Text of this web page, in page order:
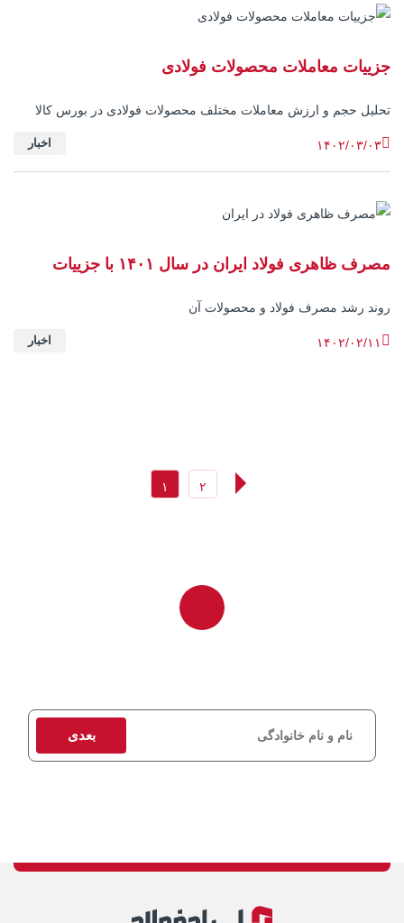
جزییات معاملات محصولات فولادی
تحلیل حجم و ارزش معاملات مختلف محصولات فولادی در بورس کالا
۱۴۰۲/۰۳/۰۳ اخبار
مصرف ظاهری فولاد ایران در سال ۱۴۰۱ با جزییات
روند رشد مصرف فولاد و محصولات آن
۱۴۰۲/۰۲/۱۱ اخبار
۱ ۲
بعدی